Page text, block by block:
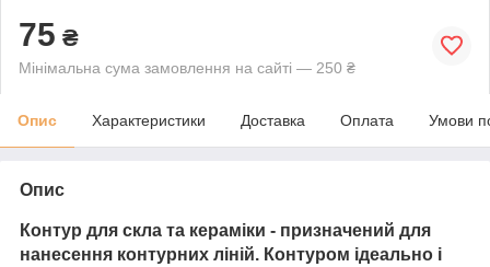
75 ₴
Мінімальна сума замовлення на сайті — 250 ₴
Опис Характеристики Доставка Оплата Умови
Опис
Контур для скла та кераміки - призначений для
нанесення контурних ліній. Контуром ідеально і